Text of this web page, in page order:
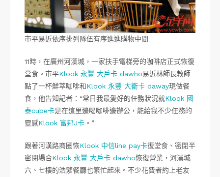
市平易近依序排列隊伍有序進進購物中間
11時，在廣州河漢城，一家扶手電梯旁的咖啡店正式恢復
堂食。市平Klook 永豐 大戶卡 dawho易近林師長教師
點了一杯鮮萃咖啡和Klook 永豐 大衛卡 daway現做餐
食，他告知記者：“常日我最愛好的任務狀況就Klook 國
泰cube卡是在這里邊喝咖啡邊辦公，能給我不少任務的
靈感Klook 富邦J卡 。”
跟著河漢路商圈恢Klook 中信line pay卡復堂食、密閉半
密閉場合Klook 永豐 大戶卡 dawho恢復營業，河漢城
六、七樓的浩繁餐廳也繁忙起來。不少花費者約上老友